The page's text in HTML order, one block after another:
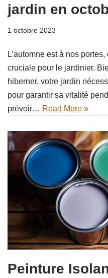
jardin en
1 octobre 2023
L’automne est à nos
cruciale pour le jardinier.
hiberner, votre jardin
pour garantir sa vitalité
prévoir… Read More »
Peinture